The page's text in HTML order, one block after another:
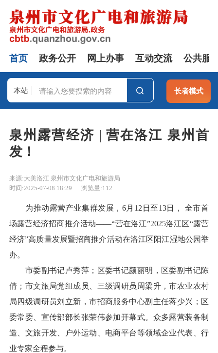
首页 政务公开 网上办事 互动交流 公共服
本站 长者模式
泉州露营经济 | 营在洛江 泉州首
发！
来源:大美洛江 泉州市文化广电和旅游局
时间:2025-07-08 18:29
浏览量:112
为推动露营产业集群发展，6月12日至13日， 全市首
场露营经济招商推介活动——“营在洛江”2025洛江区“露营
经济”高质量发展暨招商推介活动在洛江区阳江湿地公园举
办。
市委副书记卢秀萍；区委书记颜丽明，区委副书记陈
倩；市文旅局党组成员、三级调研员周梁升，市农业农村
局四级调研员刘立新，市招商服务中心副主任蒋少兴；区
委常委、宣传部部长张荣伟参加开幕式。众多露营装备制
造、文旅开发、户外运动、电商平台等领域企业代表、行
业专家全程参与。